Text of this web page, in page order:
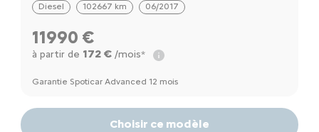
Diesel 102667 km 06/2017
11990 €
à partir de 172 €/mois*
Garantie Spoticar Advanced 12 mois
Choisir ce modèle